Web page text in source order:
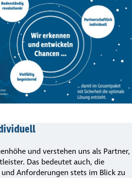
und verstehen uns als Partner,
Das bedeutet auch, die
Anforderungen stets im Blick zu